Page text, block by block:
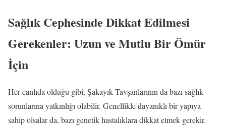
Sağlık Cephesinde Dikkat Edilmesi
Gerekenler: Uzun ve Mutlu Bir Ömür
İçin
Her canlıda olduğu gibi, Şakayık Tavşanlarının da bazı sağlık
sorunlarına yatkınlığı olabilir. Genellikle dayanıklı bir yapıya
sahip olsalar da, bazı genetik hastalıklara dikkat etmek gerekir.